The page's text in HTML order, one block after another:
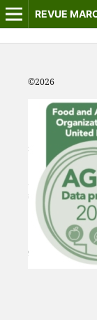
©2026